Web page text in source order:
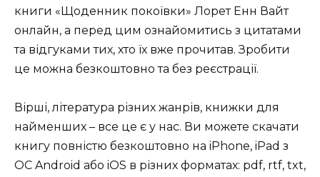
книги «Щоденник покоївки» Лорет Енн Вайт
онлайн, а перед цим ознайомитись з цитатами
та відгуками тих, хто їх вже прочитав. Зробити
це можна безкоштовно та без реєстрації.
Вірші, література різних жанрів, книжки для
найменших – все це є у нас. Ви можете скачати
книгу повністю безкоштовно на iPhone, iPad з
ОС Android або iOS в різних форматах: pdf, rtf, txt,